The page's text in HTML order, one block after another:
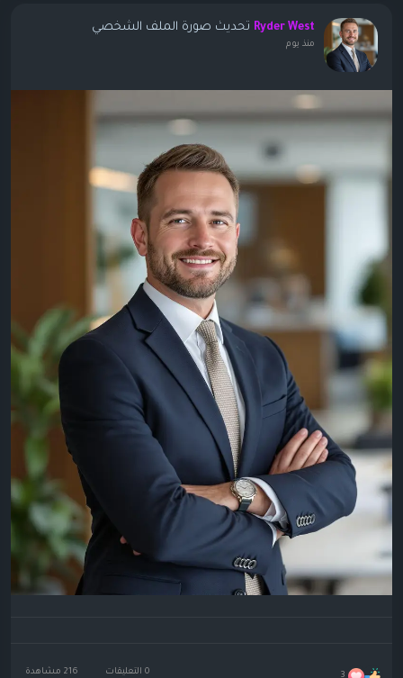
Ryder West تحديث صورة الملف الشخصي
منذ يوم
3 0 التعليقات